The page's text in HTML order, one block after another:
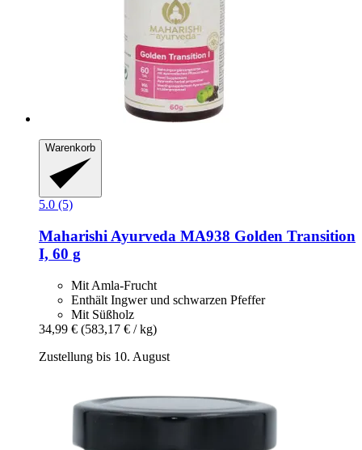
Warenkorb
5.0 (5)
Maharishi Ayurveda MA938 Golden Transition
I, 60 g
Mit Amla-Frucht
Enthält Ingwer und schwarzen Pfeffer
Mit Süßholz
34,99 € (583,17 € / kg)
Zustellung bis 10. August